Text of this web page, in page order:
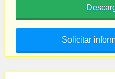
Solicitar